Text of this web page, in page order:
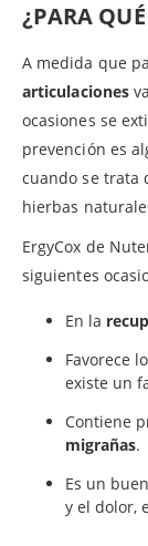
¿PARA
A medida que
articulaciones
ocasiones se
prevención es
cuando se trata
hierbas
ErgyCox de
siguientes
En la
Favorece
existe un
Contiene
migrañas.
Es un
y el dolor,